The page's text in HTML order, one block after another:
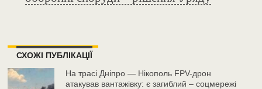
СХОЖІ ПУБЛІКАЦІЇ
На трасі Дніпро — Нікополь FPV-дрон
атакував вантажівку: є загиблий – соцмережі